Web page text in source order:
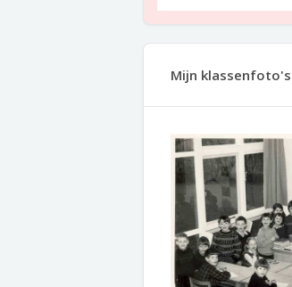
Mijn klassenfoto's